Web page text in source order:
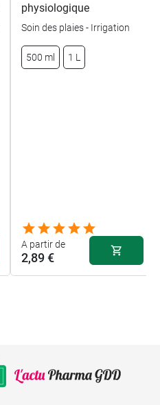
physiologique
Soin des plaies - Irrigation
500 ml 1 L
A partir de
2,89 €